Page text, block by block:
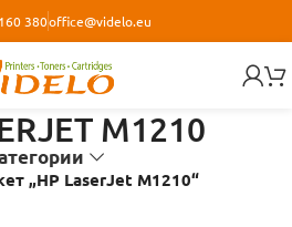
380office@videlo.eu
M1210
„HP LaserJet M1210“